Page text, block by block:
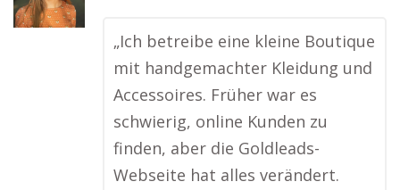
„Ich betreibe eine kleine Boutique
mit handgemachter Kleidung und
Accessoires. Früher war es
schwierig, online Kunden zu
finden, aber die Goldleads-
Webseite hat alles verändert.